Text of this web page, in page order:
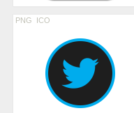
PNG ICO